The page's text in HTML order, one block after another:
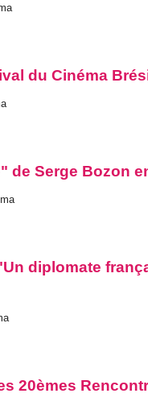
du Cinéma
de Serge Bozon
diplomate
20èmes